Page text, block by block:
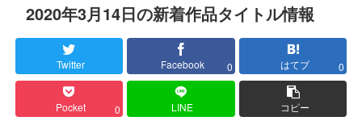
2020年3月14日の新着作品タイトル情報
Twitter Facebook 0 はてブ 0
Pocket 0 LINE コピー